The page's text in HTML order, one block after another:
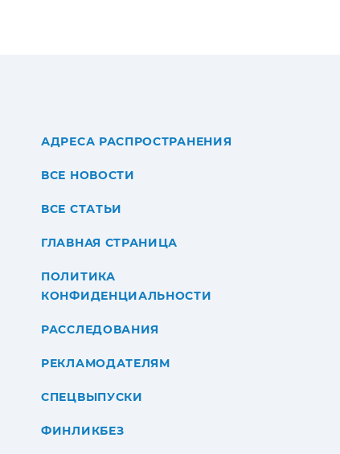
АДРЕСА РАСПРОСТРАНЕНИЯ
ВСЕ НОВОСТИ
ВСЕ СТАТЬИ
ГЛАВНАЯ СТРАНИЦА
ПОЛИТИКА
КОНФИДЕНЦИАЛЬНОСТИ
РАССЛЕДОВАНИЯ
РЕКЛАМОДАТЕЛЯМ
СПЕЦВЫПУСКИ
ФИНЛИКБЕЗ